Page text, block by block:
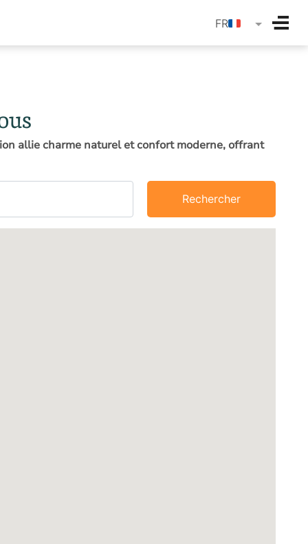
FR
allie charme naturel et confort moderne, offrant
Rechercher